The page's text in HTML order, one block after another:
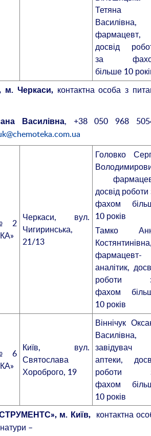
Тетяна
Василівна,
фармацевт,
досвід
за
більше 10
м. Черкаси, контактна особа з
Василівна, +38 050 968
2
Черкаси, вул.
Чигиринська,
21/13
Головко
досвід роботи
фахом
10 років
Тамко
фармацевт-
аналітик,
роботи
фахом
10 років
6
Київ, вул.
Святослава
Хороброго, 19
Віннічук
Василівна,
завідувач
аптеки,
роботи
фахом
10 років
м. Київ,
контактна
–